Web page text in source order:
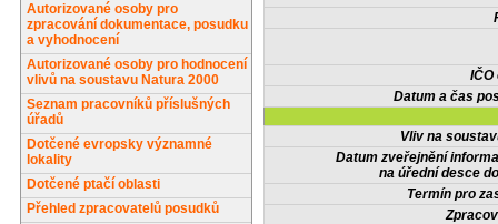
Autorizované osoby pro
zpracování dokumentace, posudku
a vyhodnocení
Autorizované osoby pro hodnocení
vlivů na soustavu Natura 2000
Seznam pracovníků příslušných
úřadů
Dotčené evropsky významné
lokality
Dotčené ptačí oblasti
Přehled zpracovatelů posudků
IČO
Datum a čas
Vliv na
Datum zveřejnění
na úřední desce
Termín pro